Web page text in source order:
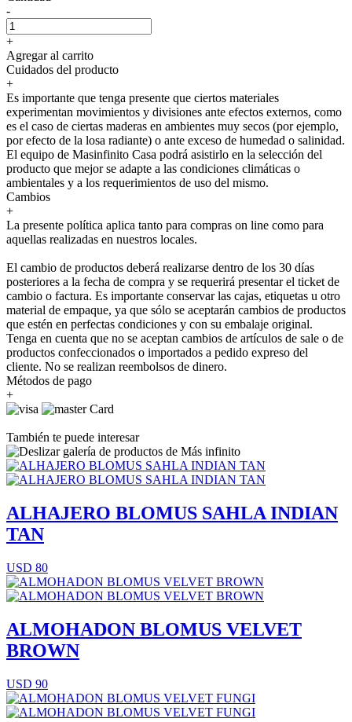
-
+
Agregar al carrito
Cuidados del producto
+
Es importante que tenga presente que ciertos materiales
experimentan movimientos y divisiones ante efectos externos, como
es el caso de ciertas maderas en ambientes muy secos (por ejemplo,
por efecto de la losa radiante) o ante exceso de humedad o salinidad.
El equipo de Masinfinito Casa podrá asistirlo en la selección del
producto que mejor se adapte a las condiciones climáticas o
ambientales y a los requerimientos de uso del mismo.
Cambios
+
La presente política aplica tanto para compras on line como para
aquellas realizadas en nuestros locales.
El cambio de productos deberá realizarse dentro de los 30 días
posteriores a la fecha de compra y se requerirá presentar el ticket de
cambio o factura. Es importante conservar las cajas, etiquetas u otro
material de empaque, ya que sólo se aceptarán cambios de productos
que estén en perfectas condiciones y con su embalaje original.
Tenga en cuenta que no se aceptan cambios de artículos de sale o de
productos confeccionados o importados a pedido expreso del
cliente. No se realizan reembolsos de dinero.
Métodos de pago
+
También te puede interesar
ALHAJERO BLOMUS SAHLA INDIAN
TAN
USD 80
ALMOHADON BLOMUS VELVET
BROWN
USD 90